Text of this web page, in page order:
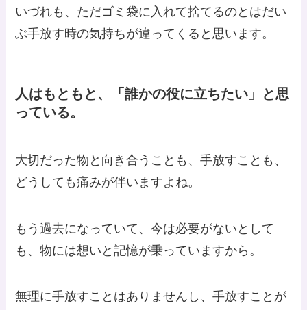
いづれも、ただゴミ袋に入れて捨てるのとはだい
ぶ手放す時の気持ちが違ってくると思います。
人はもともと、「誰かの役に立ちたい」と思
っている。
大切だった物と向き合うことも、手放すことも、
どうしても痛みが伴いますよね。
もう過去になっていて、今は必要がないとして
も、物には想いと記憶が乗っていますから。
無理に手放すことはありませんし、手放すことが